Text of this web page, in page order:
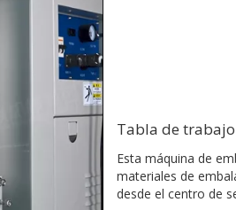
Tabla de
Esta máquina de
materiales de
desde el centro de